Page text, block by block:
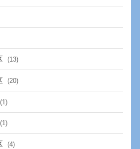
(13)
(20)
(1)
(1)
(4)